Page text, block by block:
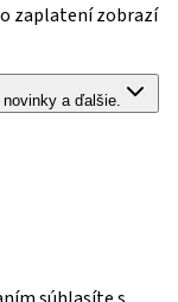
zaplatení zobrazí
a ďalšie.